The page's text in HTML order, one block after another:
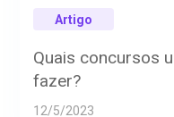
Artigo
Quais concursos
fazer?
12/5/2023